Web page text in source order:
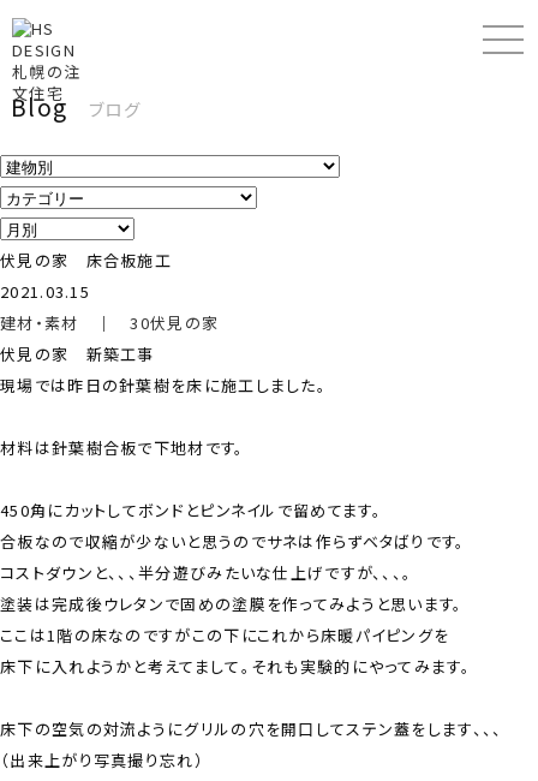
Blog ブログ
伏見の家 床合板施工
2021.03.15
建材・素材 ｜30伏見の家
伏見の家 新築工事
現場では昨日の針葉樹を床に施工しました。
材料は針葉樹合板で下地材です。
450角にカットしてボンドとピンネイルで留めてます。
合板なので収縮が少ないと思うのでサネは作らずベタばりです。
コストダウンと、、、半分遊びみたいな仕上げですが、、、。
塗装は完成後ウレタンで固めの塗膜を作ってみようと思います。
ここは1階の床なのですがこの下にこれから床暖パイピングを
床下に入れようかと考えてまして。それも実験的にやってみます。
床下の空気の対流ようにグリルの穴を開口してステン蓋をします、、、
（出来上がり写真撮り忘れ）